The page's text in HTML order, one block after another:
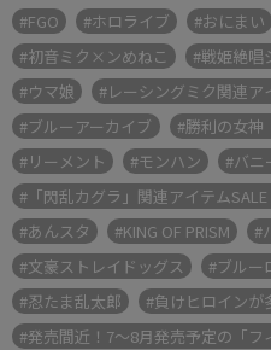
#FGO
#ホロライブ #おにまい
#初音ミク×ンめねこ
#戦姫絶唱
#ウマ娘
#レーシングミク関連ア
#ブルーアーカイブ
#勝利の女神
#リーメント
#モンハン
#バニ
#「閃乱カグラ」関連アイテムSALE
#あんスタ
#KING OF PRISM
#
#文豪ストレイドッグス
#ブルー
#忍たま乱太郎
#負けヒロインが
#発売間近！7～8月発売予定の「フ